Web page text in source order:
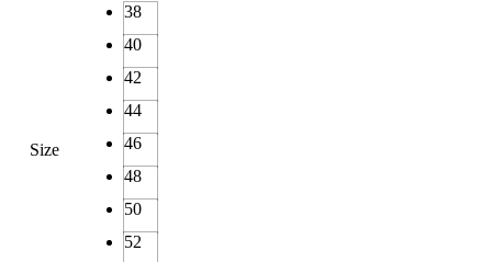
Size
38
40
42
44
46
48
50
52